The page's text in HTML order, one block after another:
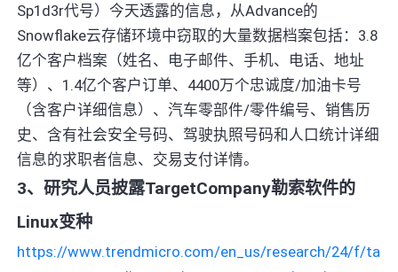
Sp1d3r代号）今天透露的信息，从Advance的
Snowflake云存储环境中窃取的大量数据档案包括：3.8
亿个客户档案（姓名、电子邮件、手机、电话、地址
等）、1.4亿个客户订单、4400万个忠诚度/加油卡号
（含客户详细信息）、汽车零部件/零件编号、销售历
史、含有社会安全号码、驾驶执照号码和人口统计详细
信息的求职者信息、交易支付详情。
3、研究人员披露TargetCompany勒索软件的
Linux变种
https://www.trendmicro.com/en_us/research/24/f/ta